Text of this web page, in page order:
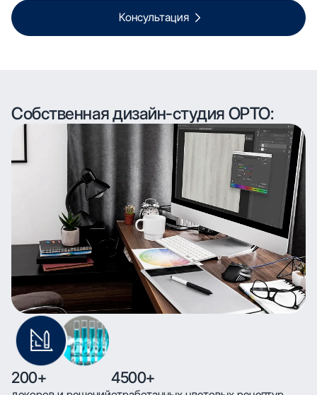
Консультация
Собственная дизайн-студия ОРТО:
200+ 4500+